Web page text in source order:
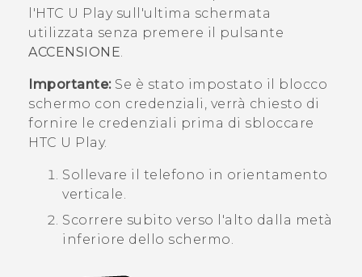
l'HTC U Playsull'ultima schermata
utilizzata senza premere il pulsante
ACCENSIONE.
Importante:Se è stato impostato il blocco
schermo con credenziali, verrà chiesto di
fornire le credenziali prima di sbloccare
HTC U Play.
Sollevare il telefono in orientamento
verticale.
Scorrere subito verso l'alto dalla metà
inferiore dello schermo.